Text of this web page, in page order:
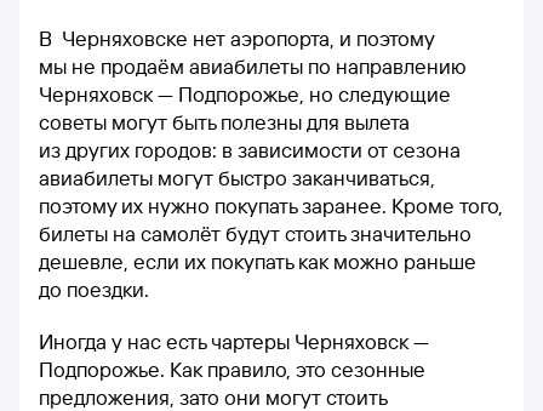
В Черняховске нет аэропорта, и поэтому
мы не продаём авиабилеты по направлению
Черняховск — Подпорожье, но следующие
советы могут быть полезны для вылета
из других городов: в зависимости от сезона
авиабилеты могут быстро заканчиваться,
поэтому их нужно покупать заранее. Кроме того,
билеты на самолёт будут стоить значительно
дешевле, если их покупать как можно раньше
до поездки.
Иногда у нас есть чартеры Черняховск —
Подпорожье. Как правило, это сезонные
предложения, зато они могут стоить